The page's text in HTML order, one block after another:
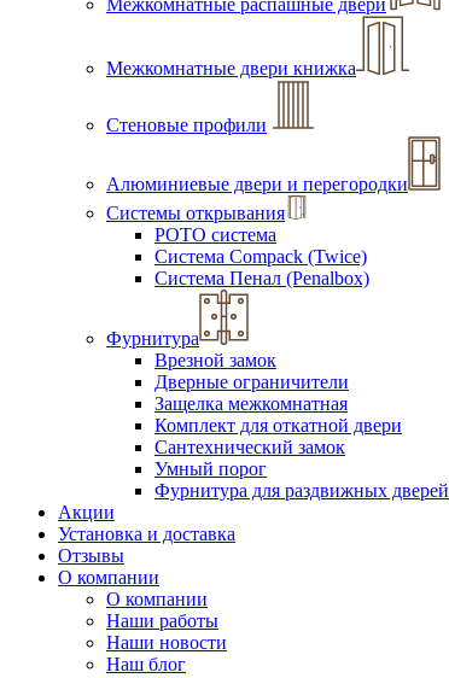
Межкомнатные распашные двери
Межкомнатные двери книжка
Стеновые профили
Алюминиевые двери и перегородки
Системы открывания
РОТО система
Система Compack (Twice)
Система Пенал (Penalbox)
Фурнитура
Врезной замок
Дверные ограничители
Защелка межкомнатная
Комплект для откатной двери
Сантехнический замок
Умный порог
Фурнитура для раздвижных дверей
Акции
Установка и доставка
Отзывы
О компании
О компании
Наши работы
Наши новости
Наш блог